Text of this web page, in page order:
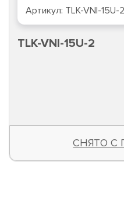
Артикул: TLK-VNI-15U-2
TLK-VNI-15U-2
СНЯТО С